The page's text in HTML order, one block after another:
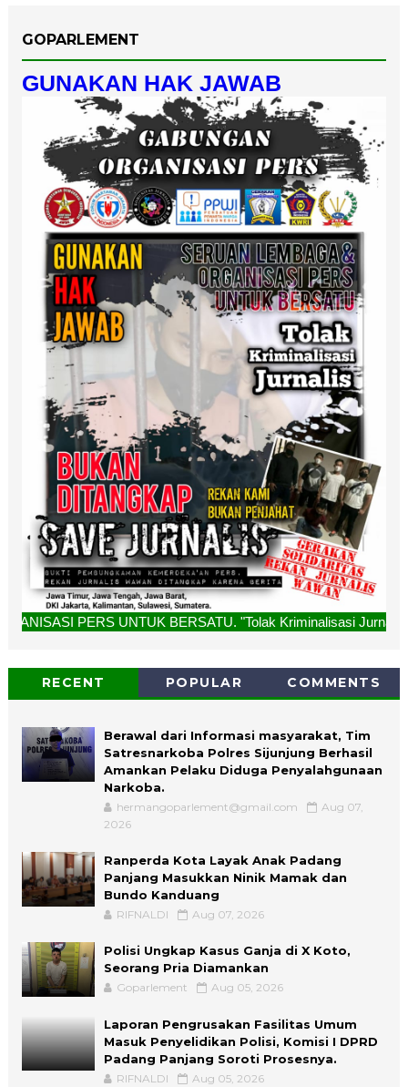
GOPARLEMENT
GUNAKAN HAK JAWAB
UNTUK BERSATU. "Tolak Kriminalisasi Jurnalis, Rekan
RECENT POPULAR COMMENTS
Berawal dari Informasi masyarakat, Tim
Satresnarkoba Polres Sijunjung Berhasil
Amankan Pelaku Diduga Penyalahgunaan
Narkoba.
hermangoparlement@gmail.com
Aug 07,
2026
Ranperda Kota Layak Anak Padang
Panjang Masukkan Ninik Mamak dan
Bundo Kanduang
RIFNALDI Aug 07, 2026
Polisi Ungkap Kasus Ganja di X Koto,
Seorang Pria Diamankan
Goparlement Aug 05, 2026
Laporan Pengrusakan Fasilitas Umum
Masuk Penyelidikan Polisi, Komisi I DPRD
Padang Panjang Soroti Prosesnya.
RIFNALDI Aug 05, 2026